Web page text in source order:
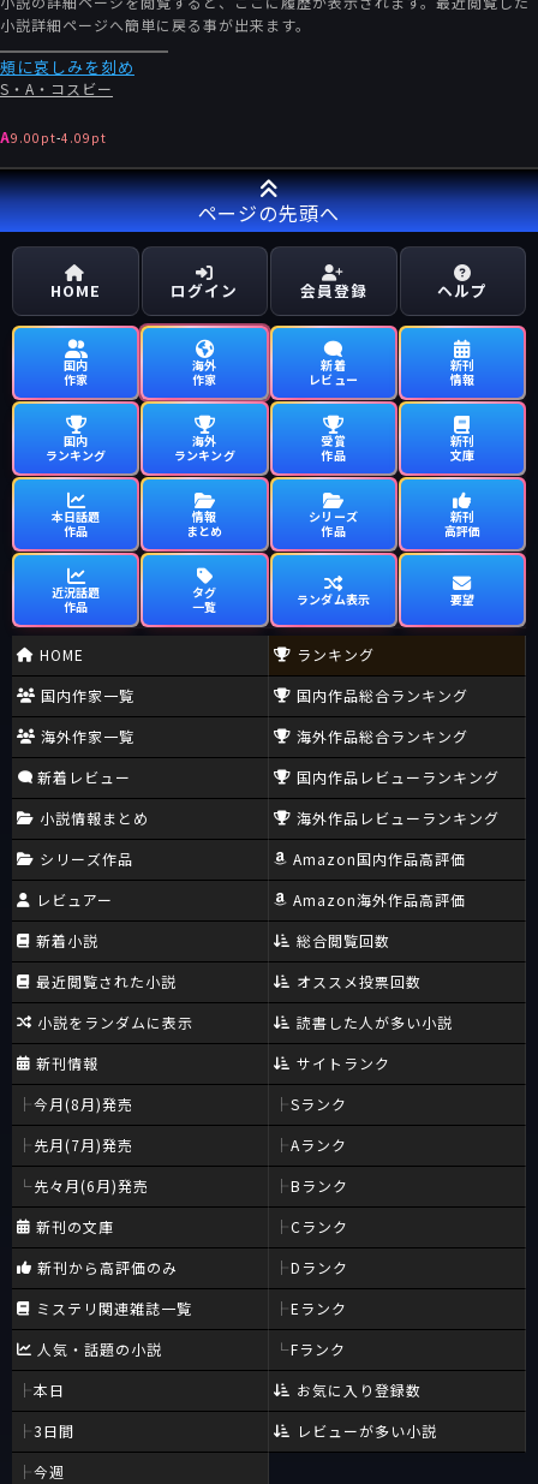
小説詳細ページへ簡単に戻る事が出来ます。
頰に哀しみを刻め
S・A・コスビー
A9.00pt-4.09pt
ページの先頭へ
HOME ログイン 会員登録 ヘルプ
国内
作家
海外
作家
新着
レビュー
新刊
情報
国内
ランキング
海外
ランキング
受賞
作品
新刊
文庫
本日話題
作品
情報
まとめ
シリーズ
作品
新刊
高評価
近況話題
作品
タグ
一覧
ランダム表示 要望
HOME
国内作家一覧
海外作家一覧
新着レビュー
小説情報まとめ
シリーズ作品
レビュアー
新着小説
最近閲覧された小説
小説をランダムに表示
新刊情報
今月(8月)発売
先月(7月)発売
先々月(6月)発売
新刊の文庫
新刊から高評価のみ
ミステリ関連雑誌一覧
人気・話題の小説
本日
3日間
今週
ランキング
国内作品総合ランキング
海外作品総合ランキング
国内作品レビューランキング
海外作品レビューランキング
Amazon国内作品高評価
Amazon海外作品高評価
総合閲覧回数
オススメ投票回数
読書した人が多い小説
サイトランク
Sランク
Aランク
Bランク
Cランク
Dランク
Eランク
Fランク
お気に入り登録数
レビューが多い小説